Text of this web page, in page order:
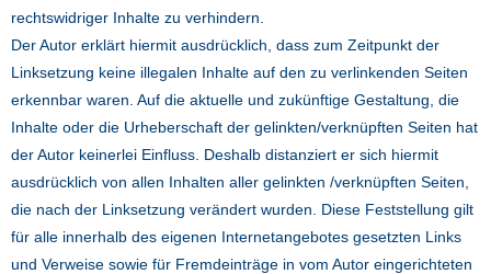
rechtswidriger Inhalte zu verhindern.
Der Autor erklärt hiermit ausdrücklich, dass zum Zeitpunkt der
Linksetzung keine illegalen Inhalte auf den zu verlinkenden Seiten
erkennbar waren. Auf die aktuelle und zukünftige Gestaltung, die
Inhalte oder die Urheberschaft der gelinkten/verknüpften Seiten hat
der Autor keinerlei Einfluss. Deshalb distanziert er sich hiermit
ausdrücklich von allen Inhalten aller gelinkten /verknüpften Seiten,
die nach der Linksetzung verändert wurden. Diese Feststellung gilt
für alle innerhalb des eigenen Internetangebotes gesetzten Links
und Verweise sowie für Fremdeinträge in vom Autor eingerichteten